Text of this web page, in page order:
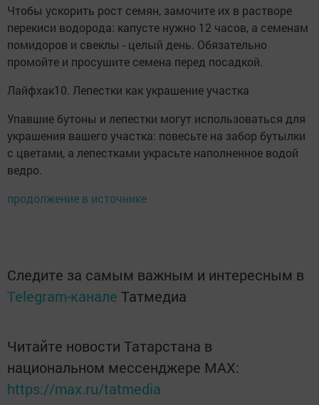
Чтобы ускорить рост семян, замочите их в растворе
перекиси водорода: капусте нужно 12 часов, а семенам
помидоров и свеклы - целый день. Обязательно
промойте и просушите семена перед посадкой.
Лайфхак10. Лепестки как украшение участка
Упавшие бутоны и лепестки могут использоваться для
украшения вашего участка: повесьте на забор бутылки
с цветами, а лепестками украсьте наполненное водой
ведро.
продолжение в источнике
Следите за самым важным и интересным в
Telegram-канале Татмедиа
Читайте новости Татарстана в
национальном мессенджере MАХ:
https://max.ru/tatmedia